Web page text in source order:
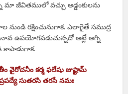
మా జీవితములో వచ్చు అడ్డంకులను
నుండి రక్షించునుగాక. ఎలాగైతే సముద్ర
ఉపయోగపడుచున్నదో అట్లే అగ్ని
కాపాడుగాక.
వైరోచనీం కర్మ ఫలేషు జుష్టామ్
సుతరసి తరసే నమః